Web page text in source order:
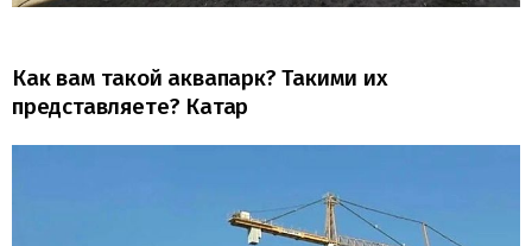
Как вам такой аквапарк? Такими их
представляете? Катар